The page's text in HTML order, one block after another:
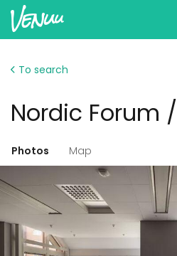
Log in
Add your
To search
Nordic Forum
Photos Map